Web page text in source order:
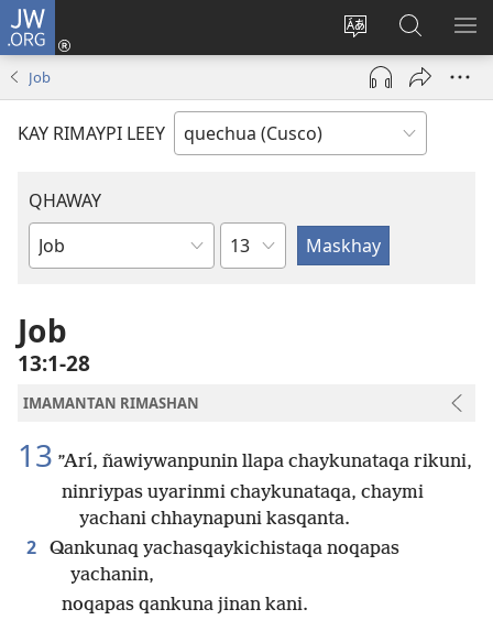
JW.ORG
Direccionpi
akllay
Sutiykiwan
jaykuy
(abre
nueva
JW.ORG
nisqapi
maskhay
Job
KAY RIMAYPI LEEY
QHAWAY
Libro
Biblia
Capítulo
Job
13:1-28
IMAMANTAN RIMASHAN
13 ”Arí, ñawiywanpunin llapa chaykunataqa rikuni,
ninriypas uyarinmi chaykunataqa, chaymi
yachani chhaynapuni kasqanta.
2
Qankunaq yachasqaykichistaqa noqapas
yachanin,
noqapas qankuna jinan kani.